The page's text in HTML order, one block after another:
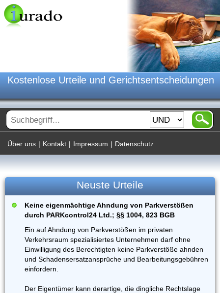
Kostenlose Urteile und Gerichtsentscheidungen
Über uns | Kontakt | Impressum | Datenschutz
Neuste Urteile
Keine eigenmächtige Ahndung von Parkverstößen
durch PARKcontrol24 Ltd.; §§ 1004, 823 BGB
Ein auf Ahndung von Parkverstößen im privaten
Verkehrsraum spezialisiertes Unternehmen darf ohne
Einwilligung des Berechtigten keine Parkverstöße ahnden
und Schadensersatzansprüche und Bearbeitungsgebühren
einfordern.
Der Eigentümer kann derartige, die dingliche Rechtslage